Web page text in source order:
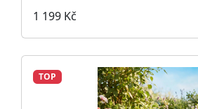
1 199 Kč
TOP